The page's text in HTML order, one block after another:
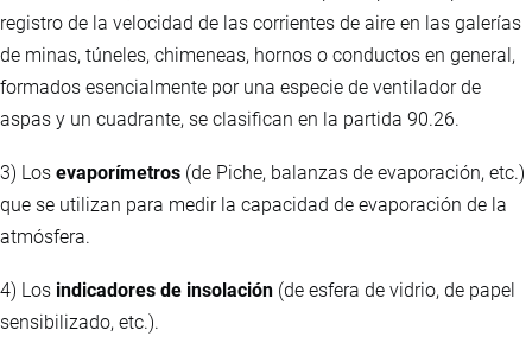
registro de la velocidad de las corrientes de aire en las galerías
de minas, túneles, chimeneas, hornos o conductos en general,
formados esencialmente por una especie de ventilador de
aspas y un cuadrante, se clasifican en la partida 90.26.
3) Los evaporímetros (de Piche, balanzas de evaporación, etc.)
que se utilizan para medir la capacidad de evaporación de la
atmósfera.
4) Los indicadores de insolación (de esfera de vidrio, de papel
sensibilizado, etc.).